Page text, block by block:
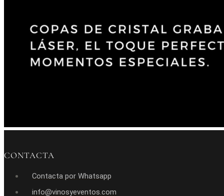
CONTACTA
Contacta por Whatsapp
info@vinosyeventos.com